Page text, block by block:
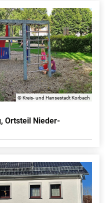
© Kreis- und Hansestadt Korbach
Ortsteil Nieder-